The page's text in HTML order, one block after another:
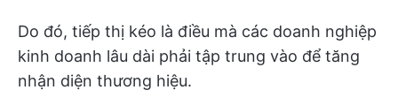
Do đó, tiếp thị kéo là điều mà các doanh nghiệp
kinh doanh lâu dài phải tập trung vào để tăng
nhận diện thương hiệu.